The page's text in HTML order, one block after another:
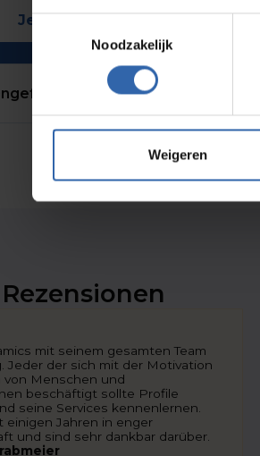
Toestemmingsselectie
Noodzakelijk
Weigeren
Jetzt anfragen
mit seinem gesamten Team
Jeder der sich mit der Motivation
von Menschen und
beschäftigt sollte Profile
seine Services kennenlernen.
einigen Jahren in enger
und sind sehr dankbar darüber.